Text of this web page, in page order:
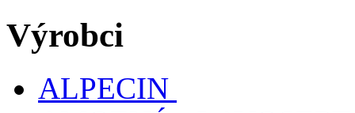
Výrobci
ALPECIN